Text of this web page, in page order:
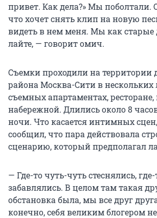
привет. Как дела?» Мы поболтали.
что хочет снять клип на новую
видеть в нем меня. Мы как старые
лайте, — говорит омич.
Съемки проходили на территории
района Москва-Сити в нескольких
съемных апартаментах,
набережной. Длились около 8
ночи. Что касается интимных
сообщил, что пара действовала
сценарию, который предполагал
— Где-то чуть-чуть стеснялись,
забавлялись. В целом там такая
обстановка была, мы все друг
конечно, себя великим блогером